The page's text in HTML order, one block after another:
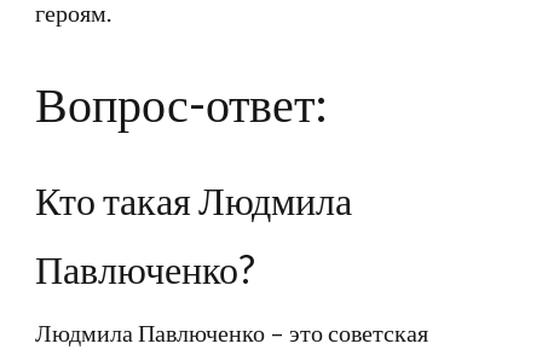
героям.
Вопрос-ответ:
Кто такая Людмила
Павлюченко?
Людмила Павлюченко – это советская